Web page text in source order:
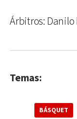
Árbitros: Danilo
Temas:
BÁSQUET